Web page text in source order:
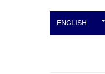
ENGLISH